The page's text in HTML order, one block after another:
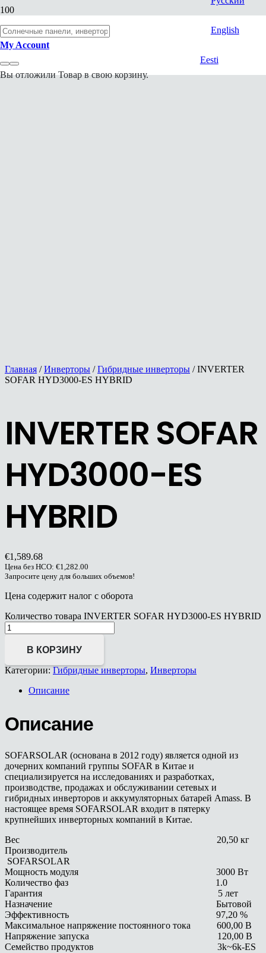
English
Eesti
My Account
Вы отложилиТоварв свою корзину.
Главная /Инверторы /Гибридные инверторы / INVERTER
SOFAR HYD3000-ES HYBRID
INVERTER SOFAR
HYD3000-ES
HYBRID
€1,589.68
Цена без НСО: €1,282.00
Запросите цену для больших объемов!
Цена содержит налог с оборота
Количество товара INVERTER SOFAR HYD3000-ES HYBRID
В КОРЗИНУ
Категории: Гибридные инверторы, Инверторы
Описание
Описание
SOFARSOLAR (основана в 2012 году) является одной из
дочерних компаний группы SOFAR в Китае и
специализируется на исследованиях и разработках,
производстве, продажах и обслуживании сетевых и
гибридных инверторов и аккумуляторных батарей Amass. В
настоящее время SOFARSOLAR входит в пятерку
крупнейших инверторных компаний в Китае.
Вес 20,50 кг
Производитель
SOFARSOLAR
Мощность модуля 3000 Вт
Количество фаз 1.0
Гарантия 5 лет
Назначение Бытовой
Эффективность 97,20 %
Максимальное напряжение постоянного тока 600,00 В
Напряжение запуска 120,00 В
Семейство продуктов 3k~6k-ES